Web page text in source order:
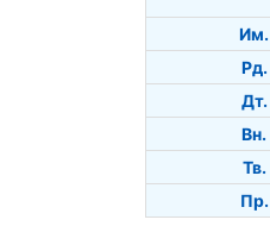
Им.
Рд.
Дт.
Вн.
Тв.
Пр.